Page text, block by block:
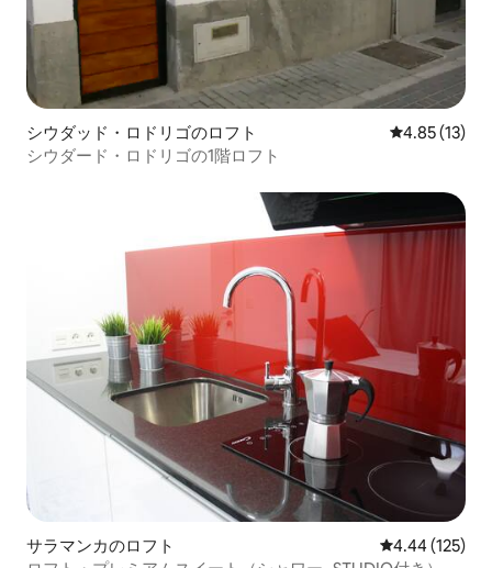
シウダッド・ロドリゴのロフト レビュー13
4.85 (13)
シウダード・ロドリゴの1階ロフト
サラマンカのロフト レビュー125
4.44 (125)